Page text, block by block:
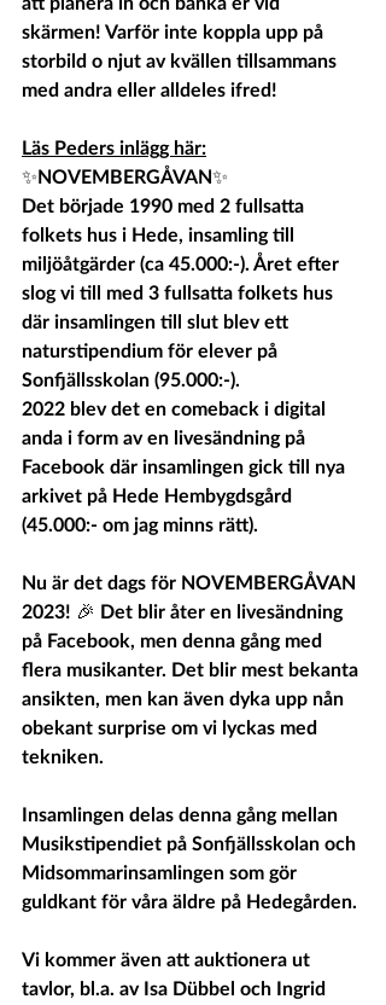
skärmen! Varför inte koppla upp på
storbild o njut av kvällen tillsammans
med andra eller alldeles ifred!
Läs Peders inlägg här:
✨️NOVEMBERGÅVAN✨️
Det började 1990 med 2 fullsatta
folkets hus i Hede, insamling till
miljöåtgärder (ca 45.000:-). Året efter
slog vi till med 3 fullsatta folkets hus
där insamlingen till slut blev ett
naturstipendium för elever på
Sonfjällsskolan (95.000:-).
2022 blev det en comeback i digital
anda i form av en livesändning på
Facebook där insamlingen gick till nya
arkivet på Hede Hembygdsgård
(45.000:- om jag minns rätt).
Nu är det dags för NOVEMBERGÅVAN
2023! 🎉 Det blir åter en livesändning
på Facebook, men denna gång med
flera musikanter. Det blir mest bekanta
ansikten, men kan även dyka upp nån
obekant surprise om vi lyckas med
tekniken.
Insamlingen delas denna gång mellan
Musikstipendiet på Sonfjällsskolan och
Midsommarinsamlingen som gör
guldkant för våra äldre på Hedegården.
Vi kommer även att auktionera ut
tavlor, bl.a. av Isa Dübbel och Ingrid